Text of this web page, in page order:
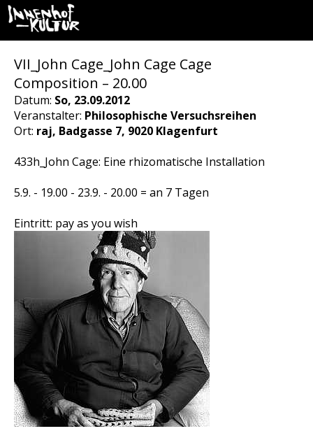
VII_John Cage_John Cage Cage
Composition – 20.00
Datum: So, 23.09.2012
Veranstalter: Philosophische Versuchsreihen
Ort: raj, Badgasse 7, 9020 Klagenfurt
433h_John Cage: Eine rhizomatische Installation
5.9. - 19.00 - 23.9. - 20.00 = an 7 Tagen
Eintritt: pay as you wish